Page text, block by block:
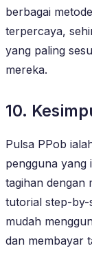
berbagai
terpercaya,
yang paling
mereka.
10.
Pulsa PPob
pengguna yang
tagihan dengan
tutorial step-by-
mudah
dan membayar